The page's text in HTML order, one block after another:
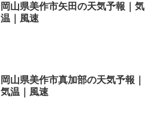
岡山県美作市矢田の天気予報｜気
温｜風速
岡山県美作市真加部の天気予報｜
気温｜風速